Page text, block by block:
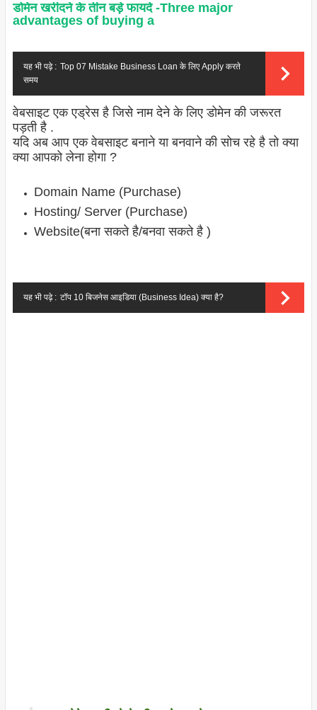
डोमेन खरीदने के तीन बड़े फायदे -Three major
advantages of buying a
यह भी पढ़े : Top 07 Mistake Business Loan के लिए Apply करते
समय
वेबसाइट एक एड्रेस है जिसे नाम देने के लिए डोमेन की जरूरत
पड़ती है .
यदि अब आप एक वेबसाइट बनाने या बनवाने की सोच रहे है तो क्या
क्या आपको लेना होगा ?
Domain Name (Purchase)
Hosting/ Server (Purchase)
Website(बना सकते है/बनवा सकते है )
यह भी पढ़े : टॉप 10 बिजनेस आइडिया (Business Idea) क्या है?